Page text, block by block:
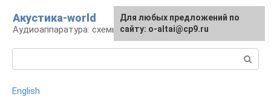
контенту
Акустика-world
Аудиоаппаратура: схемы и работа
English
Для любых предложений по
сайту: o-altai@cp9.ru